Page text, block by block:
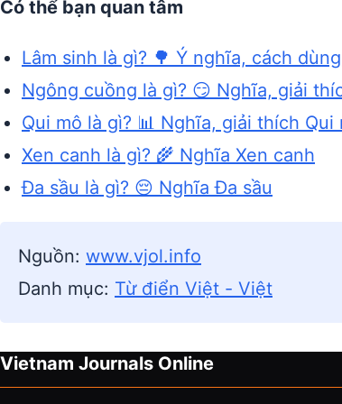
Có thể bạn quan tâm
Lâm sinh là gì? 🌳 Ý nghĩa, cách
Ngông cuồng là gì? 😏 Nghĩa, giải
Qui mô là gì? 📊 Nghĩa, giải thích Qui
Xen canh là gì? 🌾 Nghĩa Xen canh
Đa sầu là gì? 😔 Nghĩa Đa sầu
Nguồn: www.vjol.info
Danh mục: Từ điển Việt - Việt
Vietnam Journals Online